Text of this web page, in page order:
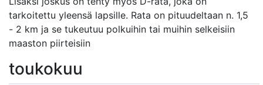
tarkoitettu yleensä lapsille. Rata on pituudeltaan n. 1,5
- 2 km ja se tukeutuu polkuihin tai muihin selkeisiin
maaston piirteisiin
toukokuu